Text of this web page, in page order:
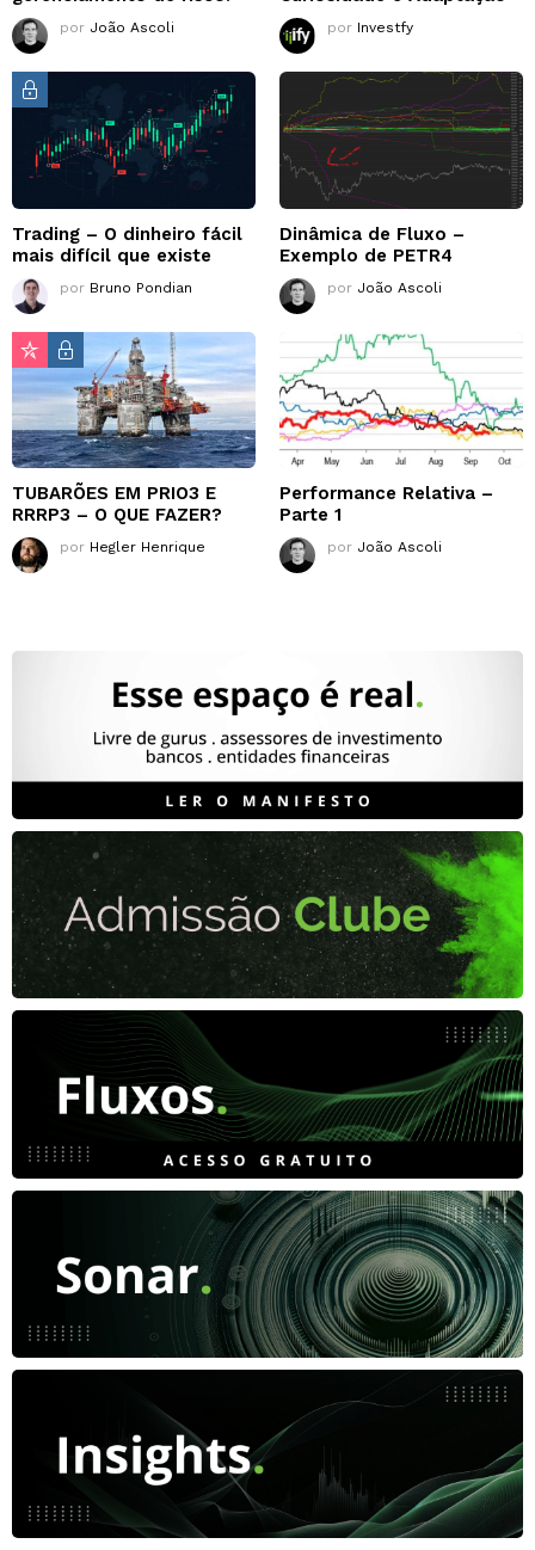
por João Ascoli por Investfy
Trading – O dinheiro fácil
mais difícil que existe
por Bruno Pondian
Dinâmica de Fluxo –
Exemplo de PETR4
por João Ascoli
TUBARÕES EM PRIO3 E
RRRP3 – O QUE FAZER?
por Hegler Henrique
Performance Relativa –
Parte 1
por João Ascoli